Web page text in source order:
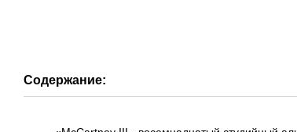
Содержание: